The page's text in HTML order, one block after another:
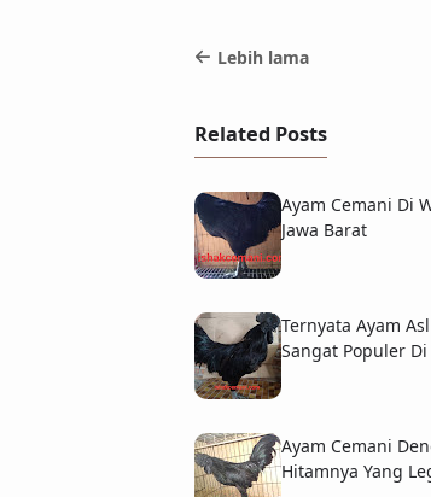
Lebih lama
Related Posts
Ayam Cemani Di
Jawa Barat
Ternyata Ayam
Sangat Populer
Ayam Cemani
Hitamnya Yang